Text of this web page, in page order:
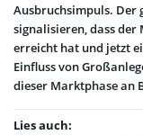
Ausbruchsimpuls. Der
signalisieren, dass der
erreicht hat und jetzt
Einfluss von
dieser Marktphase an
Lies auch: